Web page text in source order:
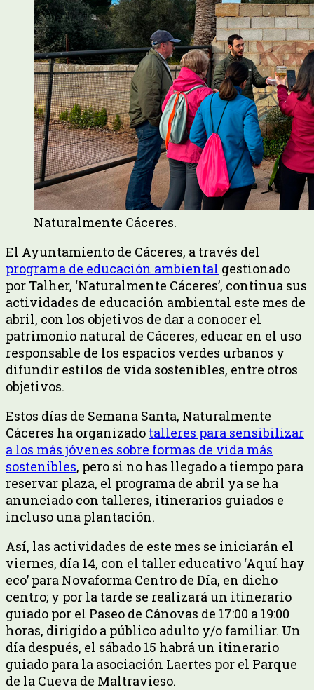
Naturalmente Cáceres.
El Ayuntamiento de Cáceres, a través del
programa de educación ambiental gestionado
por Talher, ‘Naturalmente Cáceres’, continua sus
actividades de educación ambiental este mes de
abril, con los objetivos de dar a conocer el
patrimonio natural de Cáceres, educar en el uso
responsable de los espacios verdes urbanos y
difundir estilos de vida sostenibles, entre otros
objetivos.
Estos días de Semana Santa, Naturalmente
Cáceres ha organizado talleres para sensibilizar
a los más jóvenes sobre formas de vida más
sostenibles, pero si no has llegado a tiempo para
reservar plaza, el programa de abril ya se ha
anunciado con talleres, itinerarios guiados e
incluso una plantación.
Así, las actividades de este mes se iniciarán el
viernes, día 14, con el taller educativo ‘Aquí hay
eco’ para Novaforma Centro de Día, en dicho
centro; y por la tarde se realizará un itinerario
guiado por el Paseo de Cánovas de 17:00 a 19:00
horas, dirigido a público adulto y/o familiar. Un
día después, el sábado 15 habrá un itinerario
guiado para la asociación Laertes por el Parque
de la Cueva de Maltravieso.